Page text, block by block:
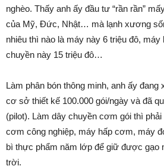
nghèo. Thấy anh ấy đầu tư “rần rần”
của Mỹ, Đức, Nhật… mà lạnh xương
nhiêu thì nào là máy này 6 triệu đô, máy
chuyền này 15 triệu đô…
Làm phân bón thông minh, anh ấy đang
cơ sở thiết kế 100.000 gói/ngày và đã
(pilot). Làm dây chuyền cơm gói thì
cơm công nghiệp, máy hấp cơm, máy
bì thực phẩm năm lớp để giữ được gạo
trời.